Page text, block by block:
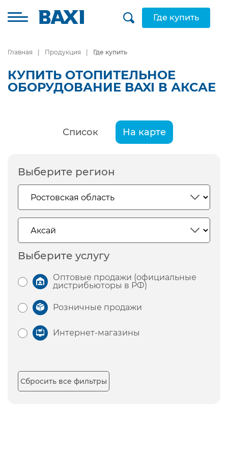
Где купить
Главная Продукция Где купить
КУПИТЬ ОТОПИТЕЛЬНОЕ
ОБОРУДОВАНИЕ BAXI В АКСАЕ
Список На карте
Выберите регион
Выберите услугу
Оптовые продажи (официальные
дистрибьюторы в РФ)
Розничные продажи
Интернет-магазины
Сбросить все фильтры